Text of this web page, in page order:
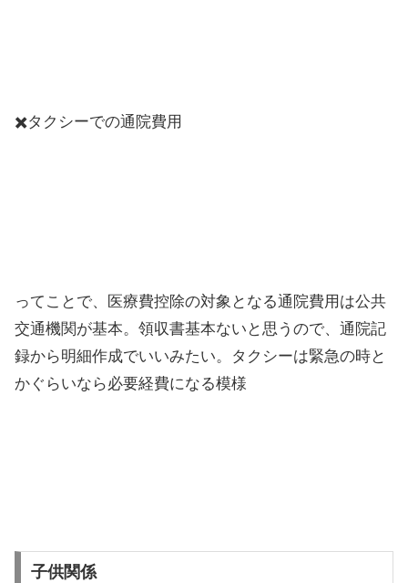
✖️タクシーでの通院費用
ってことで、医療費控除の対象となる通院費用は公共
交通機関が基本。領収書基本ないと思うので、通院記
録から明細作成でいいみたい。タクシーは緊急の時と
かぐらいなら必要経費になる模様
子供関係